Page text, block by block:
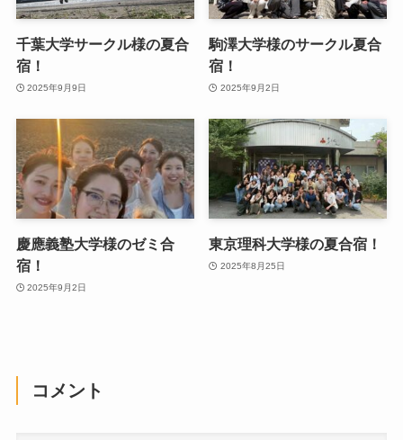
千葉大学サークル様の夏合
宿！
2025年9月9日
駒澤大学様のサークル夏合
宿！
2025年9月2日
慶應義塾大学様のゼミ合
宿！
2025年9月2日
東京理科大学様の夏合宿！
2025年8月25日
コメント